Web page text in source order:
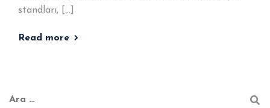
standları, […]
Read more